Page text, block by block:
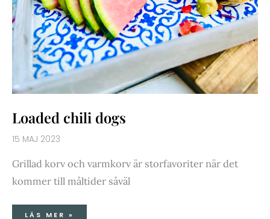
Loaded chili dogs
15 MAJ 2023
Grillad korv och varmkorv är storfavoriter när det
kommer till måltider såväl
LÄS MER »